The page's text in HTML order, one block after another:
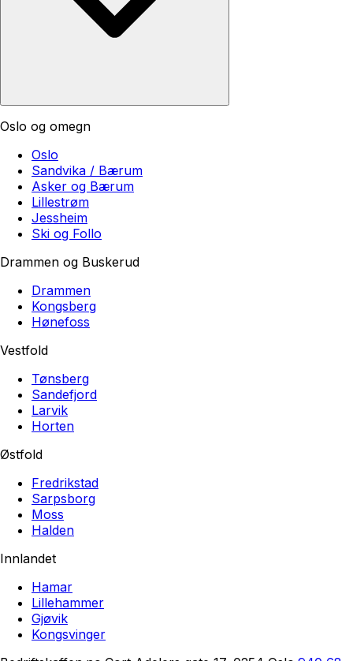
Oslo og omegn
Oslo
Sandvika / Bærum
Asker og Bærum
Lillestrøm
Jessheim
Ski og Follo
Drammen og Buskerud
Drammen
Kongsberg
Hønefoss
Vestfold
Tønsberg
Sandefjord
Larvik
Horten
Østfold
Fredrikstad
Sarpsborg
Moss
Halden
Innlandet
Hamar
Lillehammer
Gjøvik
Kongsvinger